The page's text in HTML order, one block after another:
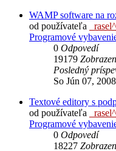
WAMP software na
od používateľa
_rasel^
Programové
0 Odpovedí
19179
Posledný
So Jún 07,
Textové editory s
od používateľa
_rasel^
Programové
0 Odpovedí
18227